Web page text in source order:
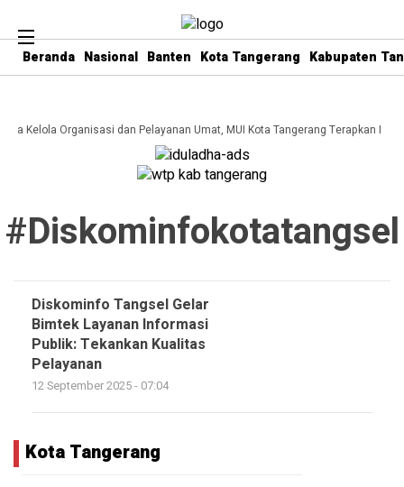
Beranda Nasional Banten Kota Tangerang Kabupaten
Kelola Organisasi dan Pelayanan Umat, MUI Kota Tangerang Terapkan ISO
#diskominfokotatangsel
Diskominfo Tangsel Gelar
Bimtek Layanan Informasi
Publik: Tekankan Kualitas
Pelayanan
12 September 2025 - 07:04
Kota Tangerang